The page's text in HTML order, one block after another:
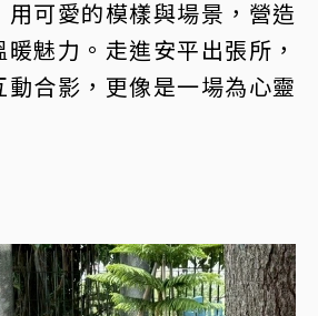
可愛的模樣與場景，營造
魅力。走進安平出張所，
合影，更像是一場為心靈